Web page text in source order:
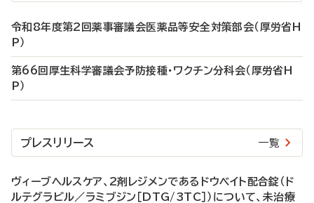
令和8年度第2回薬事審議会医薬品等安全対策部会（厚労省H
P）
第66回厚生科学審議会予防接種・ワクチン分科会（厚労省H
P）
プレスリリース 一覧
ヴィーブヘルスケア、2剤レジメンであるドウベイト配合錠（ド
ルテグラビル／ラミブジン［DTG/3TC］）について、未治療